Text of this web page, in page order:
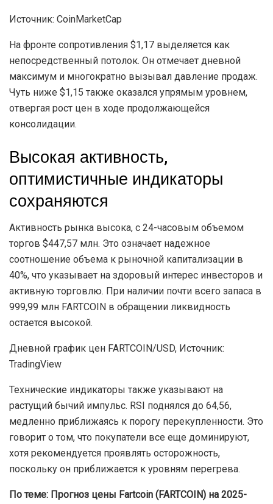
Источник: CoinMarketCap
На фронте сопротивления $1,17 выделяется как
непосредственный потолок. Он отмечает дневной
максимум и многократно вызывал давление продаж.
Чуть ниже $1,15 также оказался упрямым уровнем,
отвергая рост цен в ходе продолжающейся
консолидации.
Высокая активность,
оптимистичные индикаторы
сохраняются
Активность рынка высока, с 24-часовым объемом
торгов $447,57 млн. Это означает надежное
соотношение объема к рыночной капитализации в
40%, что указывает на здоровый интерес инвесторов и
активную торговлю. При наличии почти всего запаса в
999,99 млн FARTCOIN в обращении ликвидность
остается высокой.
Дневной график цен FARTCOIN/USD, Источник:
TradingView
Технические индикаторы также указывают на
растущий бычий импульс. RSI поднялся до 64,56,
медленно приближаясь к порогу перекупленности. Это
говорит о том, что покупатели все еще доминируют,
хотя рекомендуется проявлять осторожность,
поскольку он приближается к уровням перегрева.
По теме: Прогноз цены Fartcoin (FARTCOIN) на 2025-